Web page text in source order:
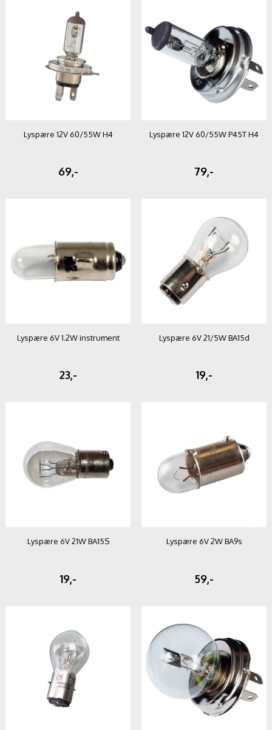
Lyspære 12V 60/55W H4
69,-
Lyspære 12V 60/55W P45T H4
79,-
Lyspære 6V 1.2W instrument
23,-
Lyspære 6V 21/5W BA15d
19,-
Lyspære 6V 21W BA15S
19,-
Lyspære 6V 2W BA9s
59,-